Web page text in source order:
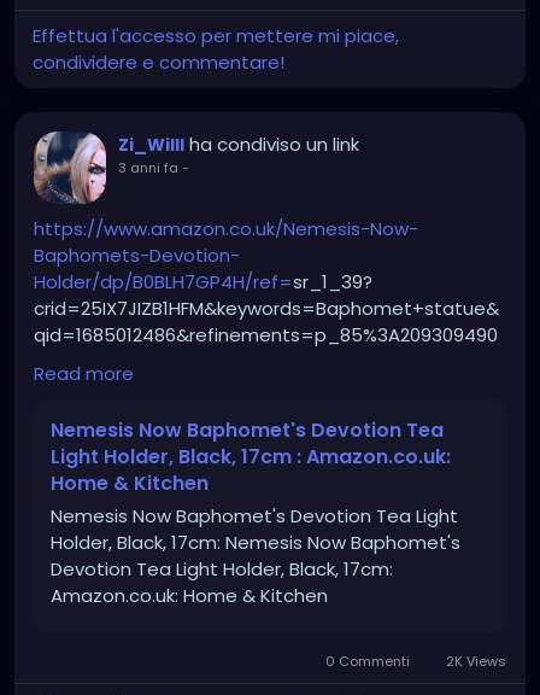
Effettua l'accesso per mettere mi piace,
condividere e commentare!
Zi_Willl ha condiviso un link
3 anni fa -
https://www.amazon.co.uk/Nemesis-Now-
Baphomets-Devotion-
Holder/dp/B0BLH7GP4H/ref=sr_1_39?
crid=25IX7JIZB1HFM&keywords=Baphomet+statue&
qid=1685012486&refinements=p_85%3A209309490
31&rnid=20930948031&rps=1&sprefix=baphomet+st
atue%2Caps%2C77&sr=8-39
Read more
Nemesis Now Baphomet's Devotion Tea
Light Holder, Black, 17cm : Amazon.co.uk:
Home & Kitchen
Nemesis Now Baphomet's Devotion Tea Light
Holder, Black, 17cm: Nemesis Now Baphomet's
Devotion Tea Light Holder, Black, 17cm:
Amazon.co.uk: Home & Kitchen
0 Commenti 2K Views